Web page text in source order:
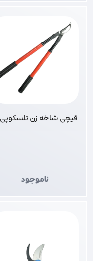
قیچی شاخه زن تلسکوپی D
ناموجود